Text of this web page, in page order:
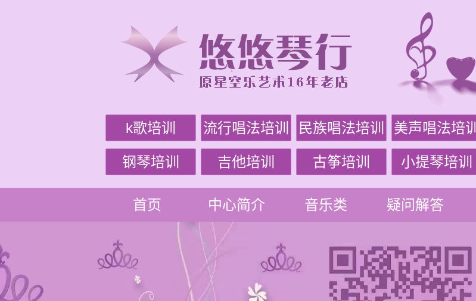
k歌培训 流行唱法培训 民族唱法培训 美声唱法培训
钢琴培训 吉他培训 古筝培训 小提琴培训
首页 中心简介 音乐类 疑问解答